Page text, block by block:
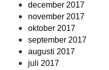
december 2017
november 2017
oktober 2017
september 2017
augusti 2017
juli 2017